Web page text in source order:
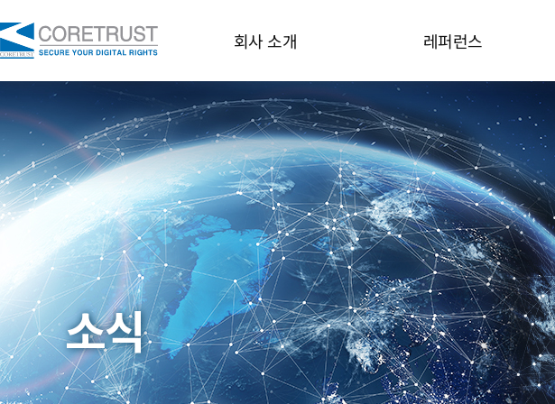
코
어
트
러
스
회사 소개 레퍼런스
방송보안
채널 모니터링 시스템
Watermark
CCTV 영상 관제
소식